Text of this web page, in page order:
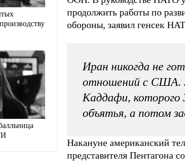
продолжить работы по
обороны, заявил генсек
Иран никогда не
отношений с США.
Каддафи, которого
объятья, а потом
Накануне американский
представителя Пентагона